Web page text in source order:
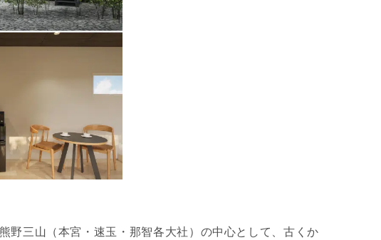
三山（本宮・速玉・那智各大社）の中心として、古くか